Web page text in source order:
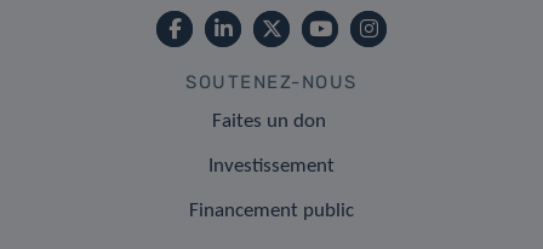
SOUTENEZ-NOUS
Faites un don
Investissement
Financement public